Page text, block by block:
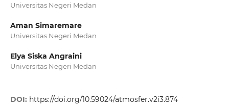
Universitas Negeri Medan
Aman Simaremare
Universitas Negeri Medan
Elya Siska Angraini
Universitas Negeri Medan
DOI: https://doi.org/10.59024/atmosfer.v2i3.874